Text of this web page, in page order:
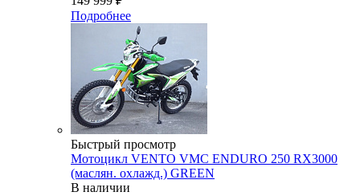
Подробнее
Быстрый просмотр
Мотоцикл VENTO VMC ENDURO 250 RX3000
(маслян. охлажд.) GREEN
В наличии